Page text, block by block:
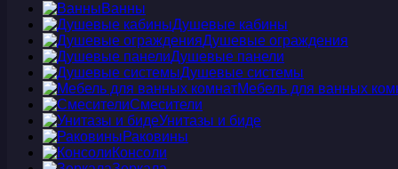
Ванны
Душевые кабины
Душевые ограждения
Душевые панели
Душевые системы
Мебель для ванных
Смесители
Унитазы и биде
Раковины
Консоли